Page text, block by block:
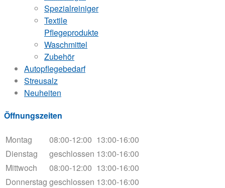
Spezialreiniger
Textile
Pflegeprodukte
Waschmittel
Zubehör
Autopflegebedarf
Streusalz
Neuheiten
Öffnungszeiten
Montag 08:00-12:00 13:00-16:00
Dienstag
geschlossen 13:00-16:00
Mittwoch
08:00-12:00 13:00-16:00
Donnerstag geschlossen 13:00-16:00